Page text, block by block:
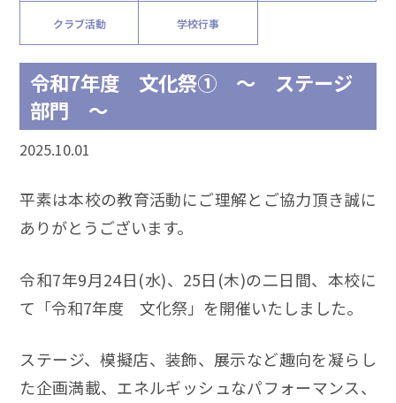
クラブ活動 学校行事
令和7年度 文化祭① ～ ステージ
部門 ～
2025.10.01
平素は本校の教育活動にご理解とご協力頂き誠に
ありがとうございます。
令和7年9月24日(水)、25日(木)の二日間、本校に
て「令和7年度 文化祭」を開催いたしました。
ステージ、模擬店、装飾、展示など趣向を凝らし
た企画満載、エネルギッシュなパフォーマンス、